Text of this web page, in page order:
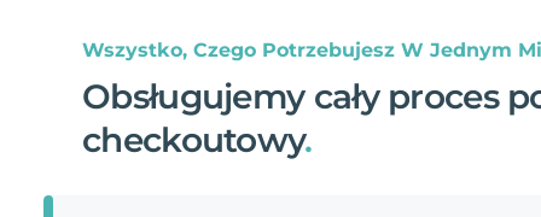
Wszystko, Czego Potrzebujesz W Jednym
Obsługujemy cały proces
checkoutowy.